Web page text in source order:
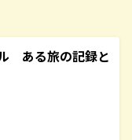
ある旅の記録と